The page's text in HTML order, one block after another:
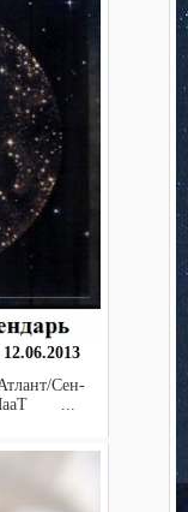
Сен-
МааТ ...